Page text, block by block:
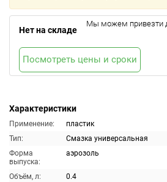
Характеристики
Применение:
пластик
Тип:
Смазка универсальная
Форма
выпуска:
аэрозоль
Объём, л:
0.4
Нет на складе
Мы можем привезти
Посмотреть цены и сроки